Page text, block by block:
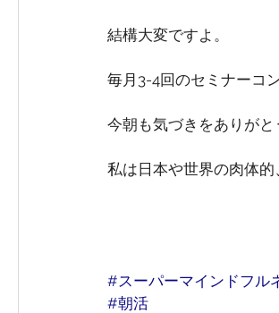
結構大変ですよ。
毎月3-4回のセミナーコ
今朝も気づきをありがと
私は日本や世界の肉体
#スーパーマインドフル
#朝活